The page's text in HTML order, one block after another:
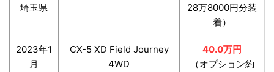
埼玉県
28万8000円分装
着）
2023年1
月
CX-5 XD Field Journey
4WD
40.0万円
（オプション約